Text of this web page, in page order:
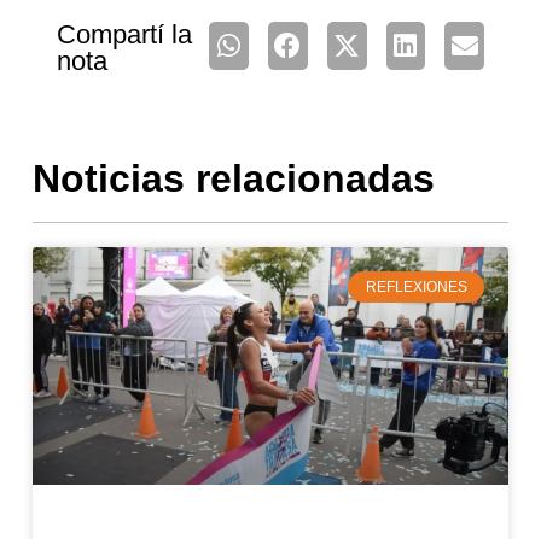
Compartí la
nota
Noticias relacionadas
REFLEXIONES